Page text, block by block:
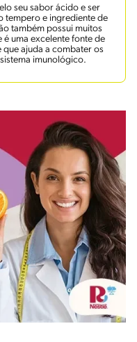
seu sabor ácido e ser
tempero e ingrediente de
também possui muitos
é uma excelente fonte de
que ajuda a combater os
imunológico.